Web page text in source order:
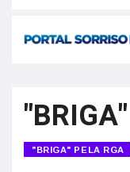
"BRIGA" PELA RGA